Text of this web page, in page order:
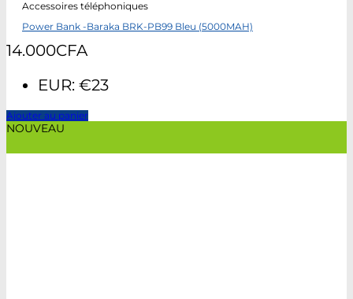
Accessoires téléphoniques
Power Bank -Baraka BRK-PB99 Bleu (5000MAH)
14.000CFA
EUR: €23
Ajouter au panier
NOUVEAU